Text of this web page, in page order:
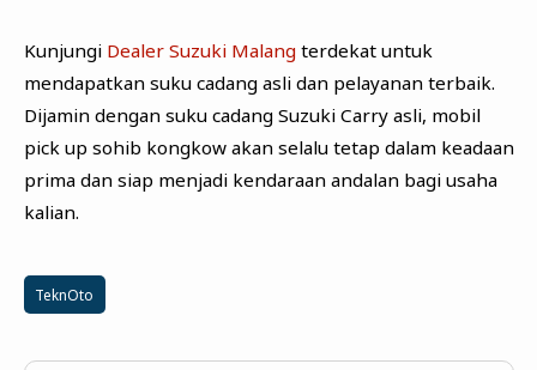
Kunjungi Dealer Suzuki Malangterdekat untuk
mendapatkan suku cadang asli dan pelayanan terbaik.
Dijamin dengan suku cadang Suzuki Carry asli, mobil
pick up sohib kongkow akan selalu tetap dalam keadaan
prima dan siap menjadi kendaraan andalan bagi usaha
kalian.
TeknOto